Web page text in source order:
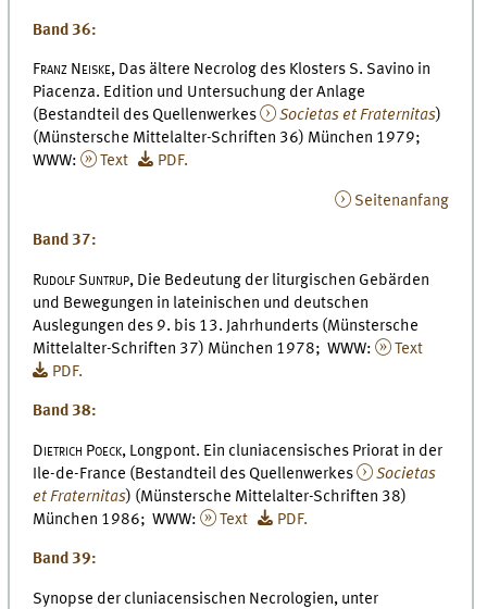
Band 36:
Franz Neiske, Das ältere Necrolog des Klosters S. Savino in
Piacenza. Edition und Untersuchung der Anlage
(Bestandteil des Quellenwerkes
Societas et Fraternitas)
(Münstersche Mittelalter-Schriften 36) München 1979;
WWW:
Text PDF.
Seitenanfang
Band 37:
Rudolf Suntrup, Die Bedeutung der liturgischen Gebärden
und Bewegungen in lateinischen und deutschen
Auslegungen des 9. bis 13. Jahrhunderts (Münstersche
Mittelalter-Schriften 37) München 1978; WWW:
Text
PDF.
Band 38:
Dietrich Poeck, Longpont. Ein cluniacensisches Priorat in der
Ile-de-France (Bestandteil des Quellenwerkes
Societas
et Fraternitas) (Münstersche Mittelalter-Schriften 38)
München 1986; WWW:
Text PDF.
Band 39:
Synopse der cluniacensischen Necrologien, unter